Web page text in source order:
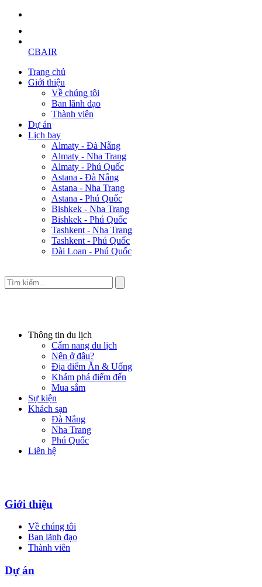
CBAIR
Trang chủ
Giới thiệu
Về chúng tôi
Ban lãnh đạo
Thành viên
Dự án
Lịch bay
Almaty - Đà Nẵng
Almaty - Nha Trang
Almaty - Phú Quốc
Astana - Đà Nẵng
Astana - Nha Trang
Astana - Phú Quốc
Bishkek - Nha Trang
Bishkek - Phú Quốc
Tashkent - Nha Trang
Tashkent - Phú Quốc
Đài Loan - Phú Quốc
Thông tin du lịch
Cẩm nang du lịch
Nên ở đâu?
Địa điểm Ăn & Uống
Khám phá điểm đến
Mua sắm
Sự kiện
Khách sạn
Đà Nẵng
Nha Trang
Phú Quốc
Liên hệ
Giới thiệu
Về chúng tôi
Ban lãnh đạo
Thành viên
Dự án